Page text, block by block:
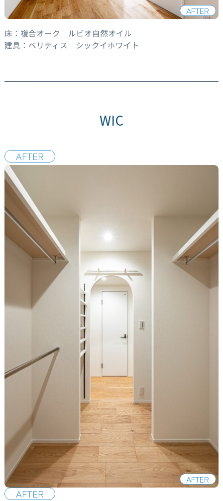
AFTER
床：複合オーク ルビオ自然オイル
建具：ベリティス シックイホワイト
WIC
AFTER
AFTER
AFTER